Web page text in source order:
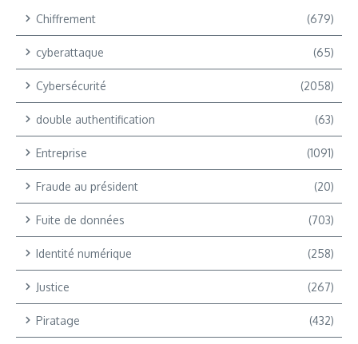
Chiffrement (679)
cyberattaque (65)
Cybersécurité (2058)
double authentification (63)
Entreprise (1091)
Fraude au président (20)
Fuite de données (703)
Identité numérique (258)
Justice (267)
Piratage (432)